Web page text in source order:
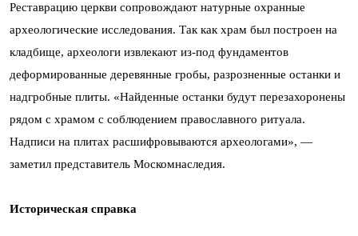
Реставрацию церкви сопровождают натурные охранные
археологические исследования. Так как храм был построен на
кладбище, археологи извлекают из-под фундаментов
деформированные деревянные гробы, разрозненные останки и
надгробные плиты. «Найденные останки будут перезахоронены
рядом с храмом с соблюдением православного ритуала.
Надписи на плитах расшифровываются археологами», —
заметил представитель Москомнаследия.
Историческая справка